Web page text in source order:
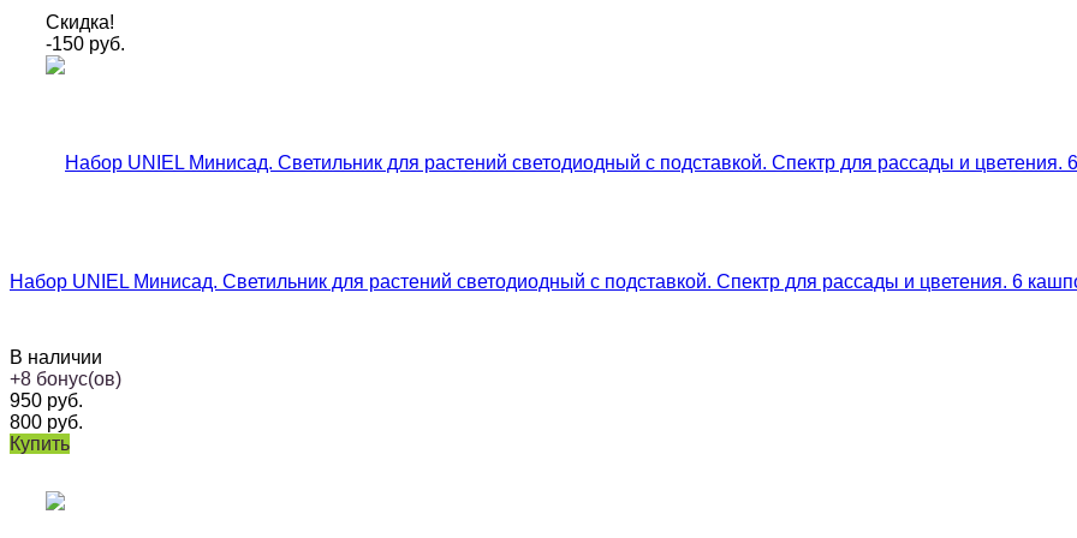
Скидка!
-150 руб.
Набор UNIEL Минисад. Cветильник для растений светодиодный с подставкой. Спектр для рассады и цветения. 6
В наличии
+8 бонус(ов)
950 руб.
800 руб.
Купить